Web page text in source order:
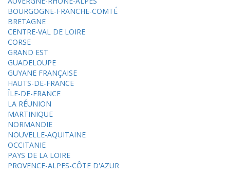
BOURGOGNE-FRANCHE-COMTÉ
BRETAGNE
CENTRE-VAL DE LOIRE
CORSE
GRAND EST
GUADELOUPE
GUYANE FRANÇAISE
HAUTS-DE-FRANCE
ÎLE-DE-FRANCE
LA RÉUNION
MARTINIQUE
NORMANDIE
NOUVELLE-AQUITAINE
OCCITANIE
PAYS DE LA LOIRE
PROVENCE-ALPES-CÔTE D'AZUR